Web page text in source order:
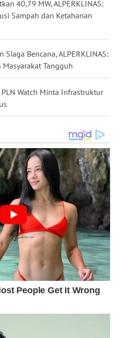
40,79 MW, ALPERKLINAS:
Sampah dan Ketahanan
Bencana, ALPERKLINAS:
Tangguh
Watch Minta Infrastruktur